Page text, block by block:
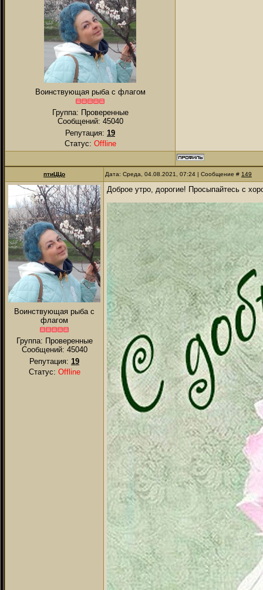
Воинствующая рыба с флагом
Группа: Проверенные
Сообщений: 45040
Репутация: 19
Статус: Offline
птиЦЦо Дата: Среда, 04.08.2021, 07:24 | Сообщение # 149
Воинствующая рыба с
флагом
Группа: Проверенные
Сообщений: 45040
Репутация: 19
Статус: Offline
Доброе утро, дорогие! Просыпайтесь с